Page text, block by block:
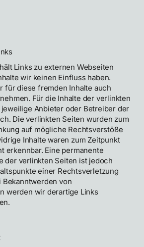
Links zu externen Webseiten
wir keinen Einfluss haben.
für diese fremden Inhalte auch
Für die Inhalte der verlinkten
Anbieter oder Betreiber der
Die verlinkten Seiten wurden zum
auf mögliche Rechtsverstöße
Inhalte waren zum Zeitpunkt
erkennbar. Eine permanente
der verlinkten Seiten ist jedoch
einer Rechtsverletzung
Bekanntwerden von
werden wir derartige Links